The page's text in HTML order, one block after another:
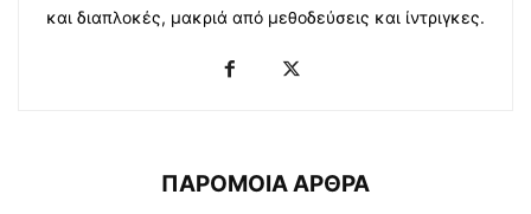
και διαπλοκές, μακριά από μεθοδεύσεις και ίντριγκες.
ΠΑΡΟΜΟΙΑ ΑΡΘΡΑ